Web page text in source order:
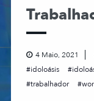
4 Maio, 2021
idoloásis
trabalhador